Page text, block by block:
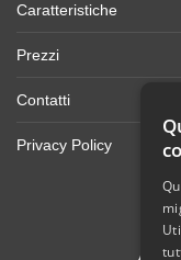
Caratteristiche
Prezzi
Contatti
Privacy Policy